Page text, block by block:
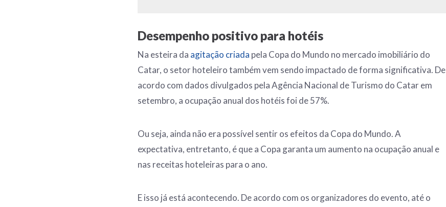
Desempenho positivo para hotéis
Na esteira da agitação criada pela Copa do Mundo no mercado imobiliário do
Catar, o setor hoteleiro também vem sendo impactado de forma significativa. De
acordo com dados divulgados pela Agência Nacional de Turismo do Catar em
setembro, a ocupação anual dos hotéis foi de 57%.
Ou seja, ainda não era possível sentir os efeitos da Copa do Mundo. A
expectativa, entretanto, é que a Copa garanta um aumento na ocupação anual e
nas receitas hoteleiras para o ano.
E isso já está acontecendo. De acordo com os organizadores do evento, até o